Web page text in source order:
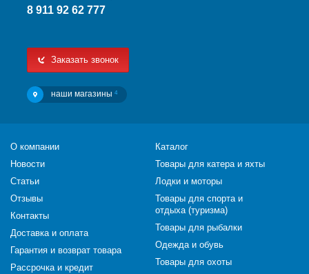
8 911 92 62 777
Заказать звонок
наши магазины 4
О компании
Новости
Статьи
Отзывы
Контакты
Доставка и оплата
Гарантия и возврат товара
Рассрочка и кредит
Каталог
Товары для катера и яхты
Лодки и моторы
Товары для спорта и
отдыха (туризма)
Товары для рыбалки
Одежда и обувь
Товары для охоты